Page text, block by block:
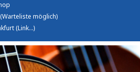
möglich)
(Link...)